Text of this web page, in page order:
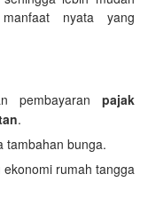
nyata yang
pembayaran pajak
.
tambahan bunga.
rumah tangga